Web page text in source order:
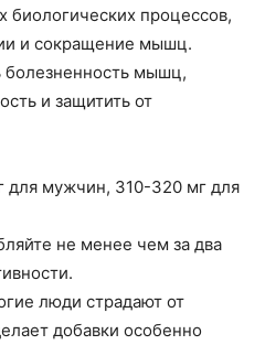
биологических процессов,
и сокращение мышц.
болезненность мышц,
и защитить от
для мужчин, 310-320 мг для
не менее чем за два
люди страдают от
добавки особенно